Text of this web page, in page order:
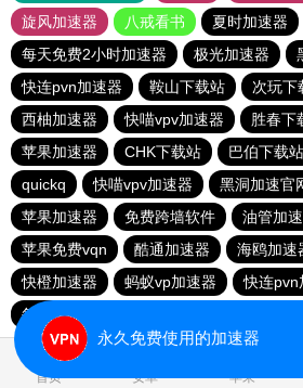
旋风加速器
八戒看书
夏时加速器
每天免费2小时加速器
极光加速器
快连pvn加速器
鞍山下载站 次玩下
西柚加速器
快喵vpv加速器 胜春下
苹果加速器
CHK下载站 巴伯下载站
quickq
快喵vpv加速器 黑洞加速官
苹果加速器
免费跨墙软件 油管加
苹果免费vqn
酷通加速器 海鸥加速
快橙加速器
蚂蚁vp加速器
快连pvn
每天试用一小时加速器
首页 安卓 苹果
永久免费使用的加速器